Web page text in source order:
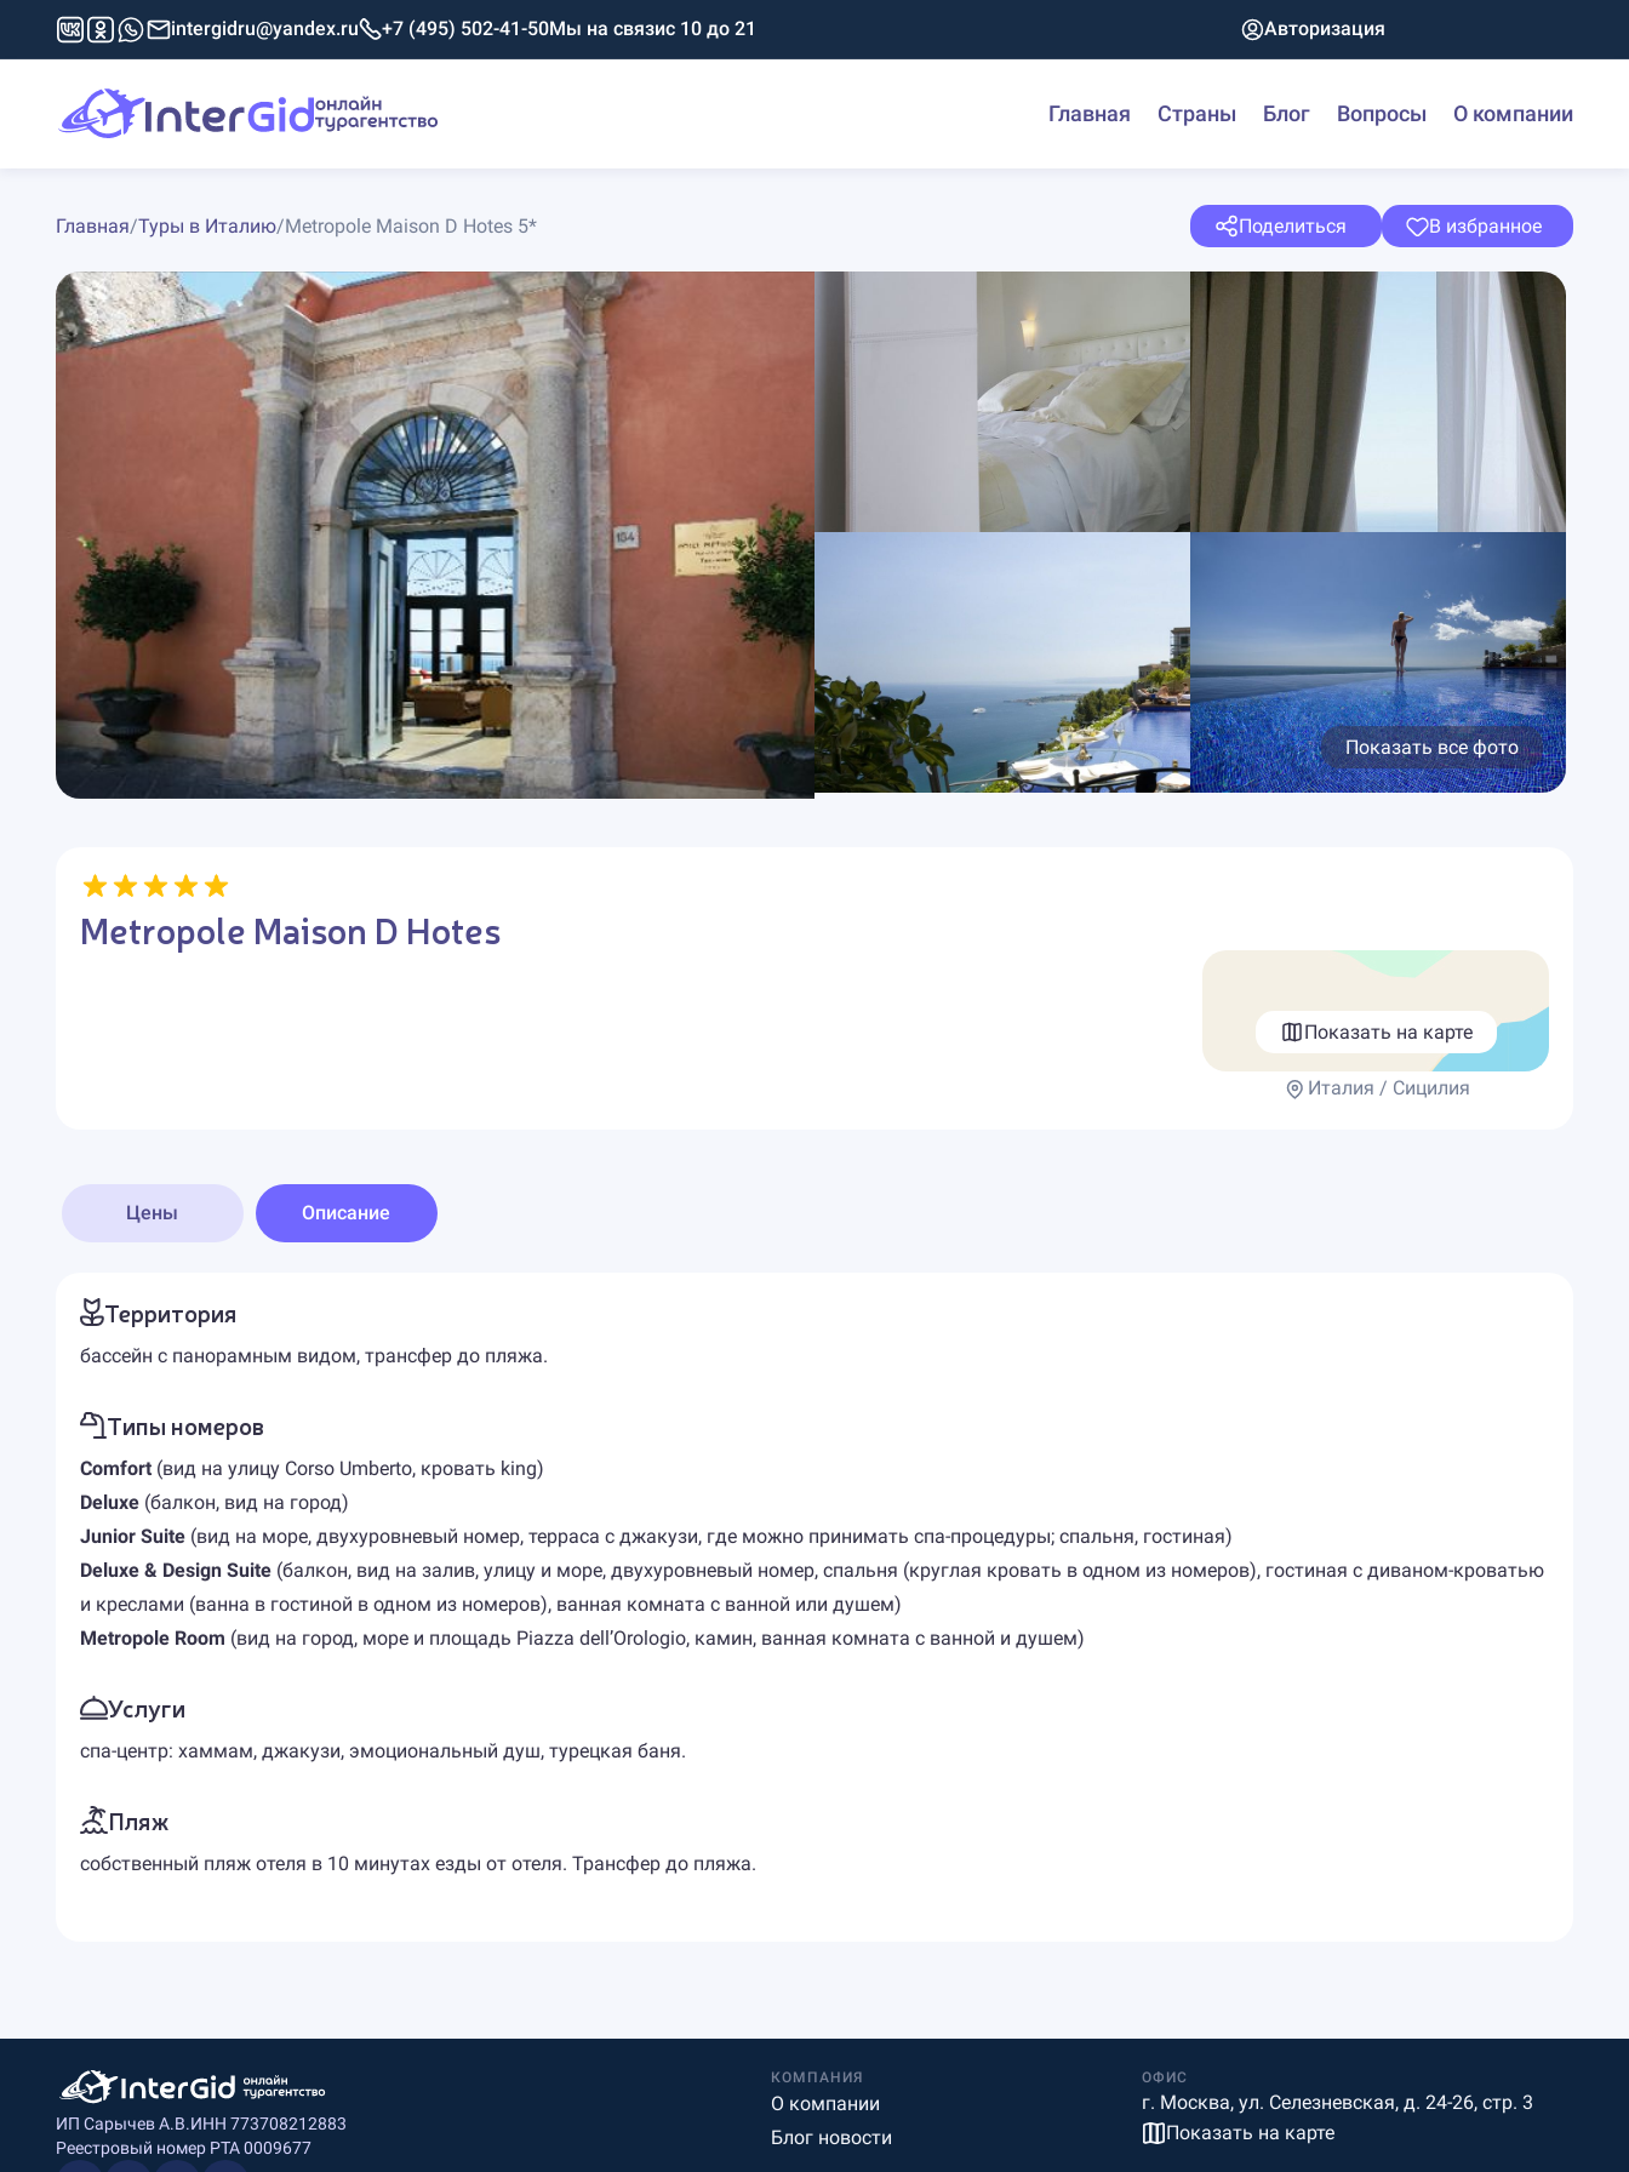
intergidru@yandex.ru +7 (495) 502-41-50Мы на связис 10 до 21 Авторизация
Главная Страны Блог Вопросы О компании
Главная/Туры в Италию/Metropole Maison D Hotes 5* Поделиться В избранное
Показать все фото
Metropole Maison D Hotes
Показать на карте
Италия / Сицилия
Цены Описание
Территория
бассейн с панорамным видом, трансфер до пляжа.
Типы номеров
Comfort(вид на улицу Corso Umberto, кровать king)
Deluxe(балкон, вид на город)
Junior Suite(вид на море, двухуровневый номер, терраса с джакузи, где можно принимать спа-процедуры; спальня, гостиная)
Deluxe & Design Suite(балкон, вид на залив, улицу и море, двухуровневый номер, спальня (круглая кровать в одном из номеров), гостиная с диваном-кроватью
и креслами (ванна в гостиной в одном из номеров), ванная комната с ванной или душем)
Metropole Room (вид на город, море и площадь Piazza dell’Orologio, камин, ванная комната с ванной и душем)
Услуги
спа-центр: хаммам, джакузи, эмоциональный душ, турецкая баня.
Пляж
собственный пляж отеля в 10 минутах езды от отеля. Трансфер до пляжа.
ИП Сарычев А.В.ИНН 773708212883
Реестровый номер РТА 0009677
КОМПАНИЯ
О компании
Блог новости
ОФИС
г. Москва, ул. Селезневская, д. 24-26, стр. 3
Показать на карте